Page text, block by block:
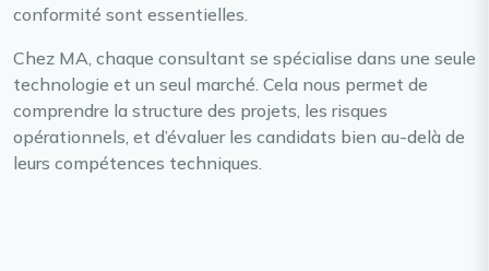
conformité sont essentielles.
Chez MA, chaque consultant se spécialise dans une seule
technologie et un seul marché. Cela nous permet de
comprendre la structure des projets, les risques
opérationnels, et d’évaluer les candidats bien au-delà de
leurs compétences techniques.